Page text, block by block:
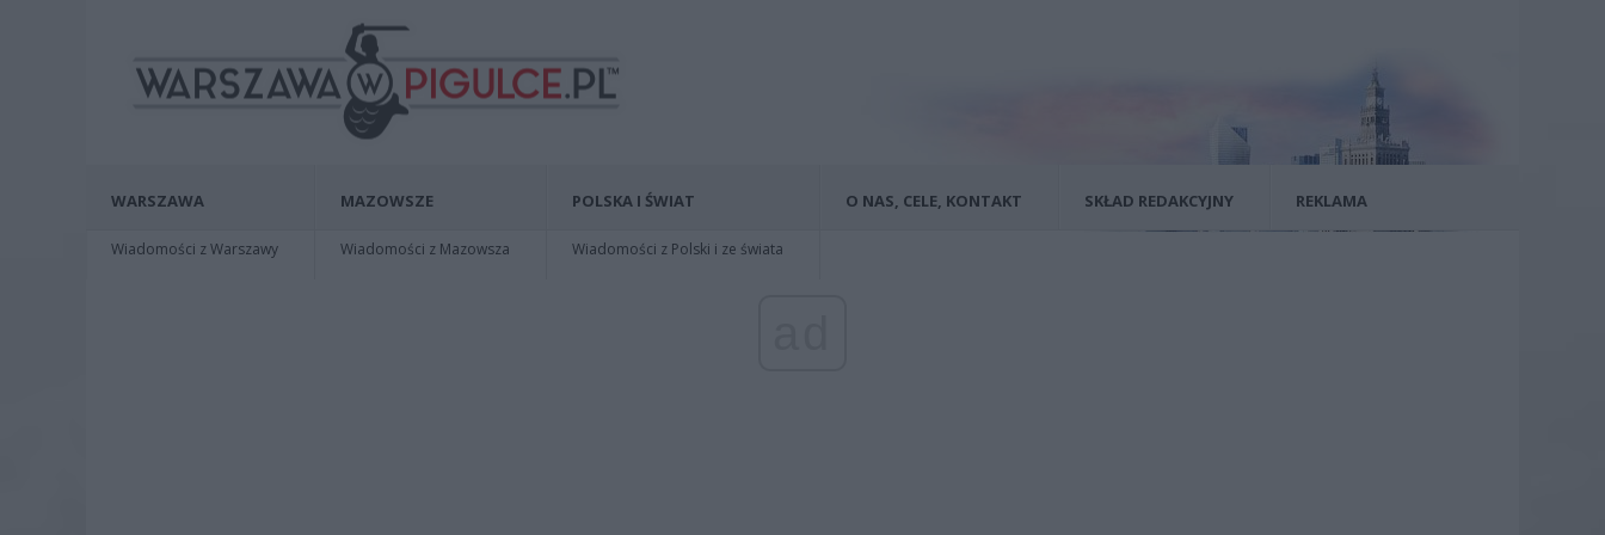
WARSZAWA
Wiadomości z Warszawy
MAZOWSZE
Wiadomości z Mazowsza
POLSKA I ŚWIAT
Wiadomości z Polski i ze świata
O NAS, CELE, KONTAKT SKŁAD REDAKCYJNY REKLAMA